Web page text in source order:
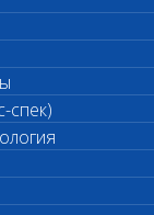
спек)